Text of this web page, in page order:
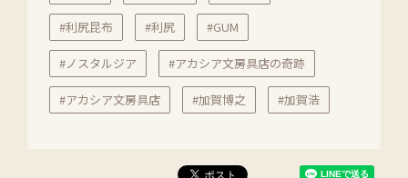
#利尻昆布 #利尻 #GUM
#ノスタルジア #アカシア文房具店の奇跡
#アカシア文房具店 #加賀博之 #加賀浩